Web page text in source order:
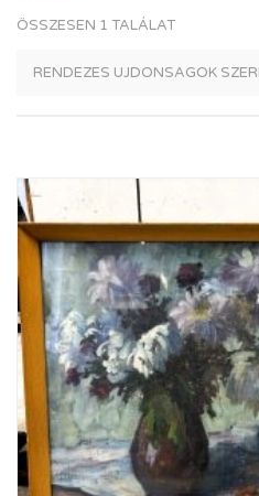
ÖSSZESEN 1 TALÁLAT